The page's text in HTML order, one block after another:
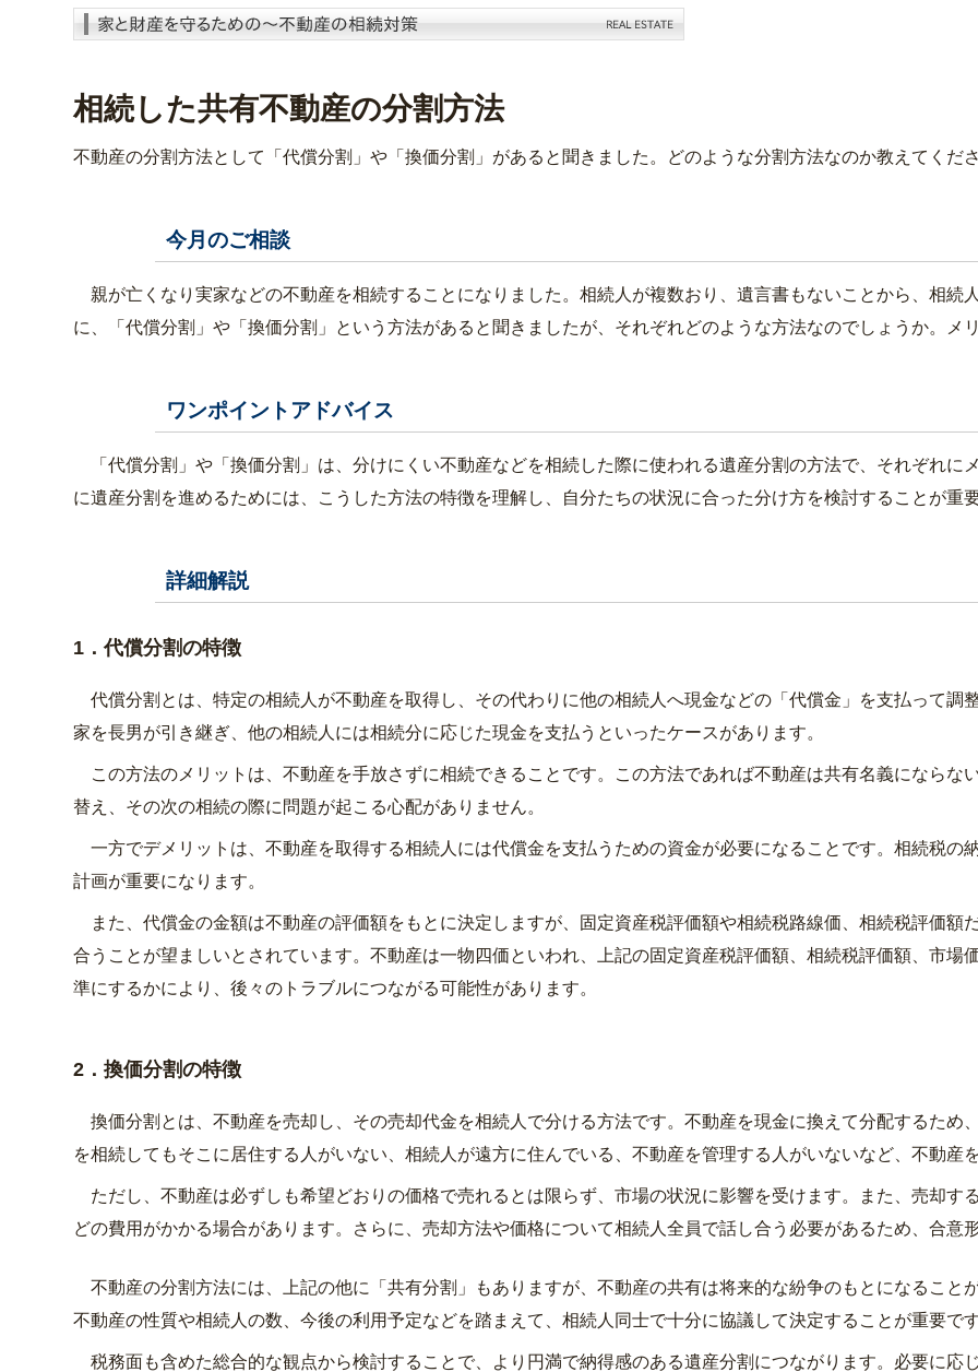
相続した共有不動産の分割方法
不動産の分割方法として「代償分割」や「換価分割」があると聞きました。どのような分割方法なのか教えてくだ
今月のご相談
親が亡くなり実家などの不動産を相続することになりました。相続人が複数おり、遺言書もないことから、相続
に、「代償分割」や「換価分割」という方法があると聞きましたが、それぞれどのような方法なのでしょうか。メ
ワンポイントアドバイス
「代償分割」や「換価分割」は、分けにくい不動産などを相続した際に使われる遺産分割の方法で、それぞれに
に遺産分割を進めるためには、こうした方法の特徴を理解し、自分たちの状況に合った分け方を検討することが重
詳細解説
1．代償分割の特徴
代償分割とは、特定の相続人が不動産を取得し、その代わりに他の相続人へ現金などの「代償金」を支払って調
家を長男が引き継ぎ、他の相続人には相続分に応じた現金を支払うといったケースがあります。
この方法のメリットは、不動産を手放さずに相続できることです。この方法であれば不動産は共有名義にならな
替え、その次の相続の際に問題が起こる心配がありません。
一方でデメリットは、不動産を取得する相続人には代償金を支払うための資金が必要になることです。相続税の
計画が重要になります。
また、代償金の金額は不動産の評価額をもとに決定しますが、固定資産税評価額や相続税路線価、相続税評価額
合うことが望ましいとされています。不動産は一物四価といわれ、上記の固定資産税評価額、相続税評価額、市場
準にするかにより、後々のトラブルにつながる可能性があります。
2．換価分割の特徴
換価分割とは、不動産を売却し、その売却代金を相続人で分ける方法です。不動産を現金に換えて分配するため
を相続してもそこに居住する人がいない、相続人が遠方に住んでいる、不動産を管理する人がいないなど、不動産
ただし、不動産は必ずしも希望どおりの価格で売れるとは限らず、市場の状況に影響を受けます。また、売却す
どの費用がかかる場合があります。さらに、売却方法や価格について相続人全員で話し合う必要があるため、合意
不動産の分割方法には、上記の他に「共有分割」もありますが、不動産の共有は将来的な紛争のもとになること
不動産の性質や相続人の数、今後の利用予定などを踏まえて、相続人同士で十分に協議して決定することが重要で
税務面も含めた総合的な観点から検討することで、より円満で納得感のある遺産分割につながります。必要に応